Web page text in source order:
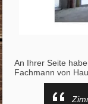
An Ihrer Seite
Fachmann von